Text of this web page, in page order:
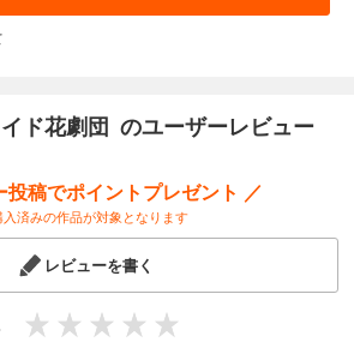
ド花劇団 のユーザーレビュー
投稿でポイントプレゼント ／
入済みの作品が対象となります
レビューを書く